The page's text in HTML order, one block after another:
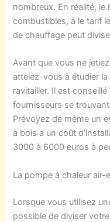
nombreux. En réalité,
combustibles, a le tarif
de chauffage peut
Avant que vous ne
attelez-vous à étudier
ravitailler. Il est
fournisseurs se
Prévoyez de même un
à bois a un coût
3000 à 6000 euros à
La pompe à chaleur air-
Lorsque vous utilisez
possible de diviser